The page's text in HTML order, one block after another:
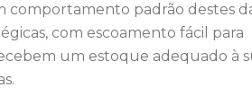
comportamento padrão destes
com escoamento fácil para
um estoque adequado à